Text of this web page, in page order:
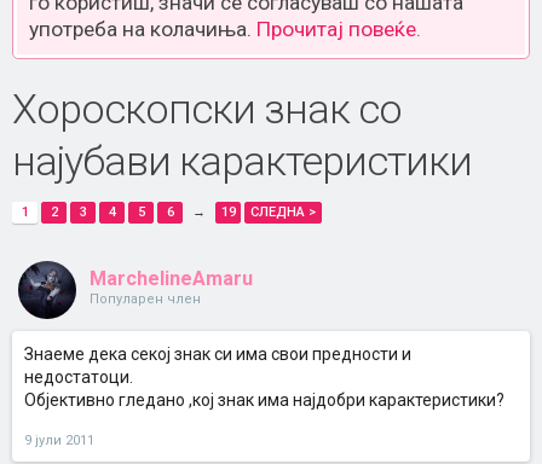
употреба на колачиња. Прочитај повеќе.
Хороскопски знак со
најубави карактеристики
1 2 3 4 5 6 → 19 СЛЕДНА >
MarchelineAmaru
Популарен член
Знаеме дека секој знак си има свои предности и
недостатоци.
Објективно гледано ,кој знак има најдобри карактеристики?
9 јули 2011